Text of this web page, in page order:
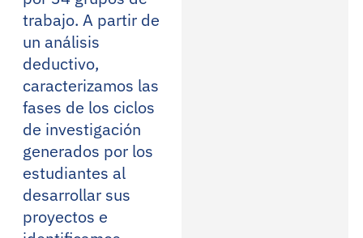
trabajo. A partir de
un análisis
deductivo,
caracterizamos las
fases de los ciclos
de investigación
generados por los
estudiantes al
desarrollar sus
proyectos e